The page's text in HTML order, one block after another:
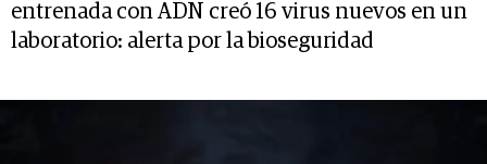
entrenada con ADN creó 16 virus nuevos en un
laboratorio: alerta por la bioseguridad